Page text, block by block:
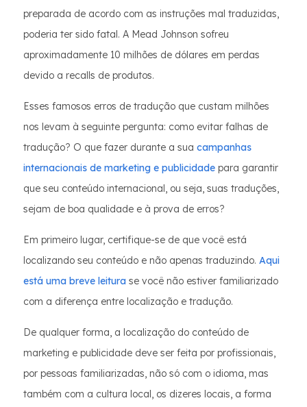
preparada de acordo com as instruções mal traduzidas,
poderia ter sido fatal. A Mead Johnson sofreu
aproximadamente 10 milhões de dólares em perdas
devido a recalls de produtos.
Esses famosos erros de tradução que custam milhões
nos levam à seguinte pergunta: como evitar falhas de
tradução? O que fazer durante a sua campanhas
internacionais de marketing e publicidade para garantir
que seu conteúdo internacional, ou seja, suas traduções,
sejam de boa qualidade e à prova de erros?
Em primeiro lugar, certifique-se de que você está
localizando seu conteúdo e não apenas traduzindo. Aqui
está uma breve leitura se você não estiver familiarizado
com a diferença entre localização e tradução.
De qualquer forma, a localização do conteúdo de
marketing e publicidade deve ser feita por profissionais,
por pessoas familiarizadas, não só com o idioma, mas
também com a cultura local, os dizeres locais, a forma